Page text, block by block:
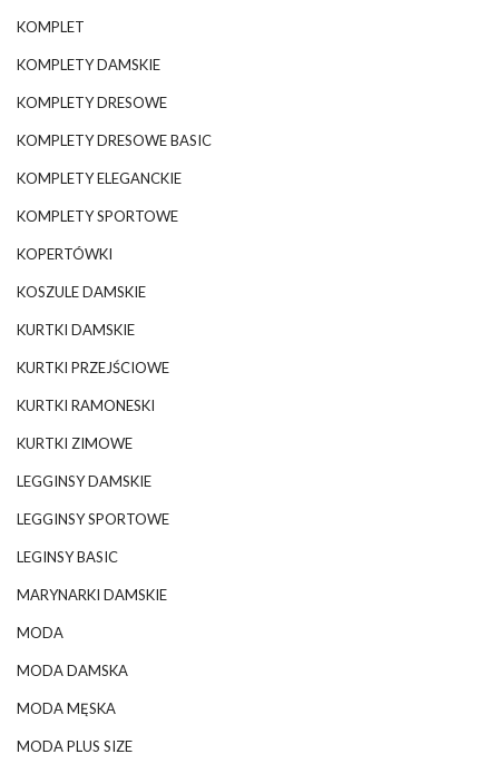
KOMPLET
KOMPLETY DAMSKIE
KOMPLETY DRESOWE
KOMPLETY DRESOWE BASIC
KOMPLETY ELEGANCKIE
KOMPLETY SPORTOWE
KOPERTÓWKI
KOSZULE DAMSKIE
KURTKI DAMSKIE
KURTKI PRZEJŚCIOWE
KURTKI RAMONESKI
KURTKI ZIMOWE
LEGGINSY DAMSKIE
LEGGINSY SPORTOWE
LEGINSY BASIC
MARYNARKI DAMSKIE
MODA
MODA DAMSKA
MODA MĘSKA
MODA PLUS SIZE